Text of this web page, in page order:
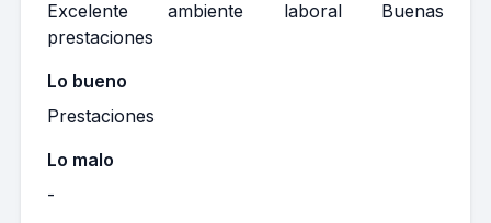
Excelente ambiente laboral Buenas
prestaciones
Lo bueno
Prestaciones
Lo malo
-